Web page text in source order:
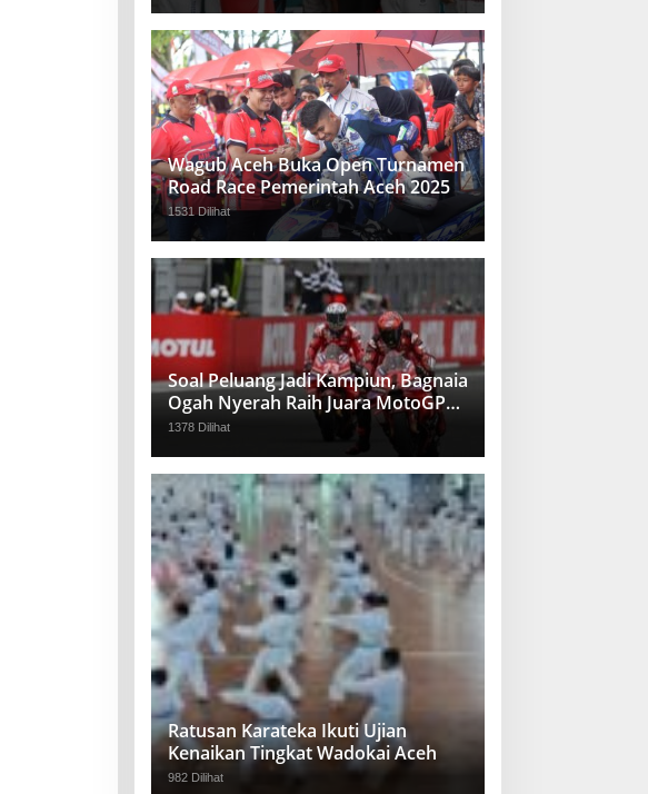
Wagub Aceh Buka Open Turnamen
Road Race Pemerintah Aceh 2025
1531 Dilihat
Soal Peluang Jadi Kampiun, Bagnaia
Ogah Nyerah Raih Juara MotoGP
2024
1378 Dilihat
Ratusan Karateka Ikuti Ujian
Kenaikan Tingkat Wadokai Aceh
982 Dilihat